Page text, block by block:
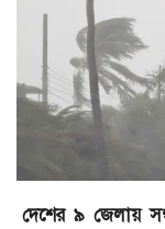
দেশের ৯ জেলায়